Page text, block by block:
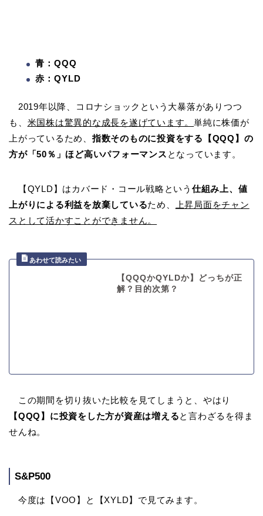
青：QQQ
赤：QYLD
2019年以降、コロナショックという大暴落がありつつ
も、 米国株は驚異的な成長を遂げています。単純に株価が
上がっているため、 指数そのものに投資をする【QQQ】の
方が「50％」ほど高いパフォーマンス となっています。
【QYLD】はカバード・コール戦略という 仕組み上、値
上がりによる利益を放棄しているため、
上昇局面をチャン
スとして活かすことができません。
【QQQかQYLDか】どっちが正
解？目的次第？
この期間を切り抜いた比較を見てしまうと、やはり
【QQQ】に投資をした方が資産は増えると言わざるを得ま
せんね。
S&P500
今度は【VOO】と【XYLD】で見てみます。